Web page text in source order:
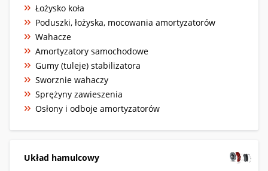
Łożysko koła
Poduszki, łożyska, mocowania amortyzatorów
Wahacze
Amortyzatory samochodowe
Gumy (tuleje) stabilizatora
Sworznie wahaczy
Sprężyny zawieszenia
Osłony i odboje amortyzatorów
Układ hamulcowy